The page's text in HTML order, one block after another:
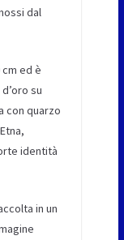
dal
cm ed è
su
con quarzo
identità
in un